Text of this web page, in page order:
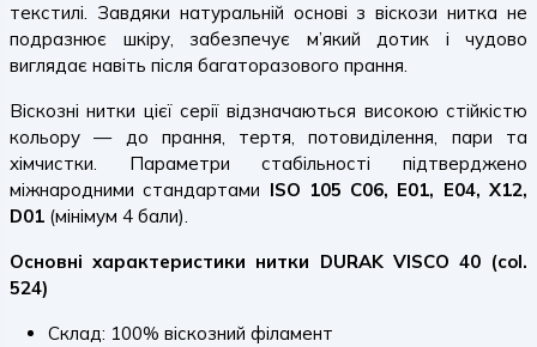
текстилі. Завдяки натуральній основі з віскози нитка не
подразнює шкіру, забезпечує м’який дотик і чудово
виглядає навіть після багаторазового прання.
Віскозні нитки цієї серії відзначаються високою стійкістю
кольору — до прання, тертя, потовиділення, пари та
хімчистки. Параметри стабільності підтверджено
міжнародними стандартами ISO 105 C06, E01, E04, X12,
D01 (мінімум 4 бали).
Основні характеристики нитки DURAK VISCO 40 (col.
524)
Склад: 100% віскозний філамент